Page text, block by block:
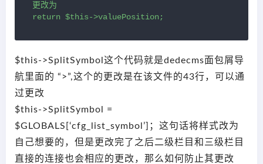
更改为
return $this->valuePosition;
$this->SplitSymbol这个代码就是dedecms面包屑导
航里面的 “>”,这个的更改是在该文件的43行，可以通
过更改
$this->SplitSymbol =
$GLOBALS[‘cfg_list_symbol’]；这句话将样式改为
自己想要的，但是更改完了之后二级栏目和三级栏目
直接的连接也会相应的更改，那么如何防止其更改